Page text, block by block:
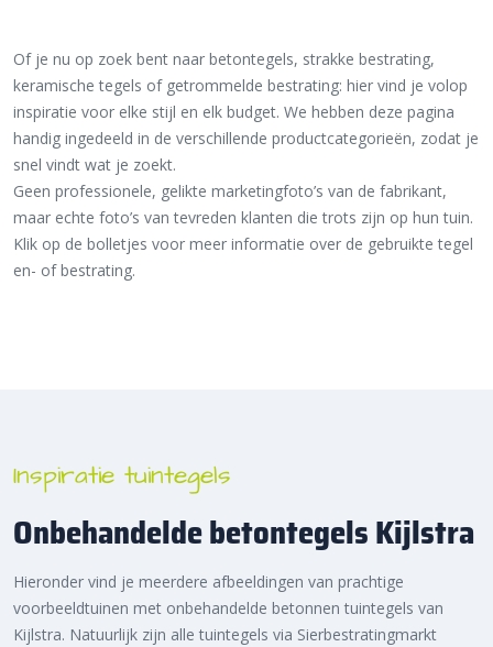
Of je nu op zoek bent naar betontegels, strakke bestrating,
keramische tegels of getrommelde bestrating: hier vind je volop
inspiratie voor elke stijl en elk budget. We hebben deze pagina
handig ingedeeld in de verschillende productcategorieën, zodat je
snel vindt wat je zoekt.
Geen professionele, gelikte marketingfoto’s van de fabrikant,
maar echte foto’s van tevreden klanten die trots zijn op hun tuin.
Klik op de bolletjes voor meer informatie over de gebruikte tegel
en- of bestrating.
Inspiratie tuintegels
Onbehandelde betontegels Kijlstra
Hieronder vind je meerdere afbeeldingen van prachtige
voorbeeldtuinen met onbehandelde betonnen tuintegels van
Kijlstra. Natuurlijk zijn alle tuintegels via Sierbestratingmarkt